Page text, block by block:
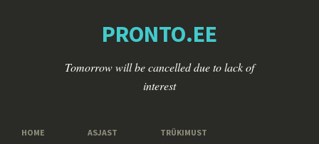
PRONTO.EE
Tomorrow will be cancelled due to lack of
interest
HOME ASJAST TRÜKIMUST